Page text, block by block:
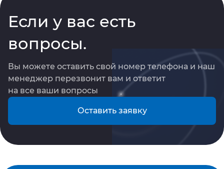
Если у вас есть
вопросы.
Вы можете оставить свой номер телефона и наш
менеджер перезвонит вам и ответит
на все ваши вопросы
Оставить заявку